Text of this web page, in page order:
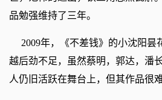
品勉强维持了三年。
2009年，《不差钱》的小沈阳昙
越后劲不足，虽然蔡明，郭达，潘
人仍旧活跃在舞台上，但其作品很